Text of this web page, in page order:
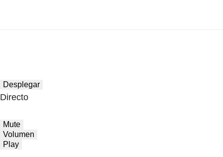
Desplegar
Directo
Mute
Volumen
Play